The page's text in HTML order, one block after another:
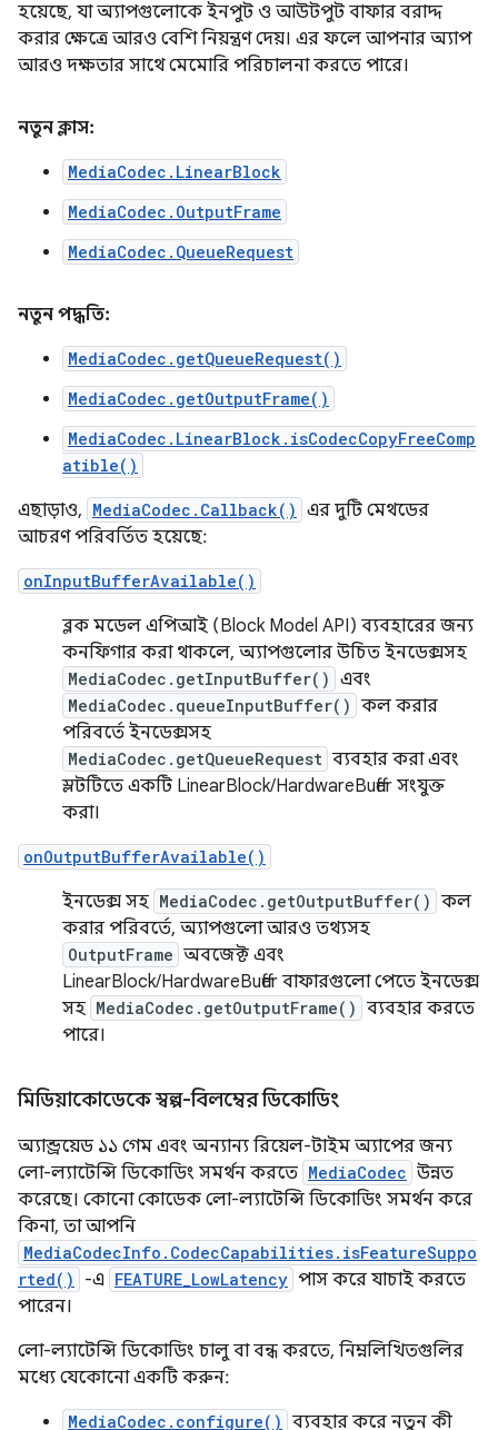
হয়েছে, যা অ্যাপগুলোকে ইনপুট ও আউটপুট বাফার বরাদ্দ
করার ক্ষেত্রে আরও বেশি নিয়ন্ত্রণ দেয়। এর ফলে আপনার অ্যাপ
আরও দক্ষতার সাথে মেমোরি পরিচালনা করতে পারে।
নতুন ক্লাস:
MediaCodec.LinearBlock
MediaCodec.OutputFrame
MediaCodec.QueueRequest
নতুন পদ্ধতি:
MediaCodec.getQueueRequest()
MediaCodec.getOutputFrame()
MediaCodec.LinearBlock.isCodecCopyFreeComp
atible()
এছাড়াও, MediaCodec.Callback() এর দুটি মেথডের
আচরণ পরিবর্তিত হয়েছে:
onInputBufferAvailable()
ব্লক মডেল এপিআই (Block Model API) ব্যবহারের জন্য
কনফিগার করা থাকলে, অ্যাপগুলোর উচিত ইনডেক্সসহ
MediaCodec.getInputBuffer() এবং
MediaCodec.queueInputBuffer() কল করার
পরিবর্তে ইনডেক্সসহ
MediaCodec.getQueueRequest ব্যবহার করা এবং
স্লটটিতে একটি LinearBlock/HardwareBuffer সংযুক্ত
করা।
onOutputBufferAvailable()
ইনডেক্স সহ MediaCodec.getOutputBuffer() কল
করার পরিবর্তে, অ্যাপগুলো আরও তথ্যসহ
OutputFrame অবজেক্ট এবং
LinearBlock/HardwareBuffer বাফারগুলো পেতে ইনডেক্স
সহ MediaCodec.getOutputFrame() ব্যবহার করতে
পারে।
মিডিয়াকোডেকে স্বল্প-বিলম্বের ডিকোডিং
অ্যান্ড্রয়েড ১১ গেম এবং অন্যান্য রিয়েল-টাইম অ্যাপের জন্য
লো-ল্যাটেন্সি ডিকোডিং সমর্থন করতে MediaCodec উন্নত
করেছে। কোনো কোডেক লো-ল্যাটেন্সি ডিকোডিং সমর্থন করে
কিনা, তা আপনি
MediaCodecInfo.CodecCapabilities.isFeatureSuppo
rted()
-এ FEATURE_LowLatency পাস করে যাচাই করতে
পারেন।
লো-ল্যাটেন্সি ডিকোডিং চালু বা বন্ধ করতে, নিম্নলিখিতগুলির
মধ্যে যেকোনো একটি করুন:
MediaCodec.configure() ব্যবহার করে নতুন কী